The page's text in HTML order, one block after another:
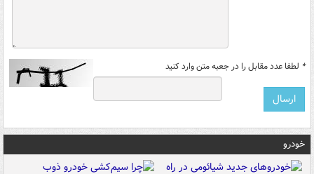
* لطفا عدد مقابل را در جعبه متن وارد کنید
خودرو